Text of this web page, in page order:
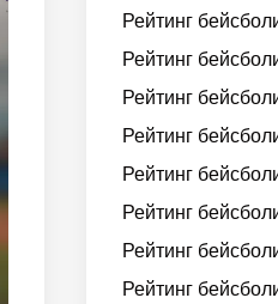
Рейтинг
Рейтинг
Рейтинг
Рейтинг
Рейтинг
Рейтинг
Рейтинг
Рейтинг